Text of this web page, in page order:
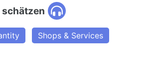
schätzen
Shops & Services